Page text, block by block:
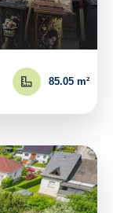
85.05 m²